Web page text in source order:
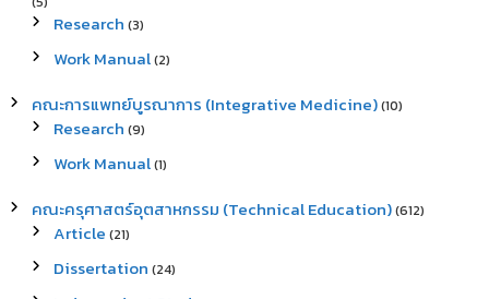
Research (3)
Work Manual(2)
คณะการแพทย์บูรณาการ (Integrative Medicine)(10)
Research (9)
Work Manual(1)
คณะครุศาสตร์อุตสาหกรรม (Technical Education)(612)
Article (21)
Dissertation (24)